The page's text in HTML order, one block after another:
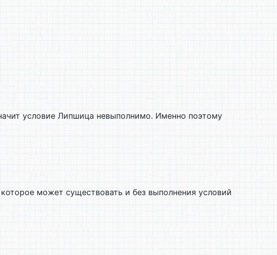
условие Липшица невыполнимо. Именно поэтому
может существовать и без выполнения условий